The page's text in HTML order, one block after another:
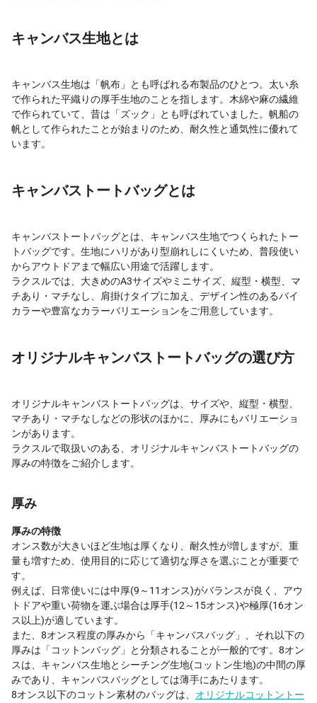
キャンバス生地とは
キャンバス生地は「帆布」とも呼ばれる布製品のひとつ。太い糸
で作られた平織りの厚手生地のことを指します。木綿や麻の繊維
で作られていて、昔は「ズック」とも呼ばれていました。帆船の
帆として作られたことが始まりのため、耐久性と通気性に優れて
います。
キャンバストートバッグとは
キャンバストートバッグとは、キャンバス生地でつくられたトー
トバッグです。生地にハリがあり型崩れしにくいため、普段使い
からアウトドアまで幅広い用途で活躍します。
ラクスルでは、大きめのA3サイズやミニサイズ、縦型・横型、マ
チあり・マチなし、肩掛けタイプに加え、デザイン性のあるバイ
カラーや豊富なカラーバリエーションをご用意しています。
オリジナルキャンバストートバッグの選び方
オリジナルキャンバストートバッグは、サイズや、縦型・横型、
マチあり・マチなしなどの形状のほかに、厚みにもバリエーショ
ンがあります。
ラクスルで取扱いのある、オリジナルキャンバストートバッグの
厚みの特徴をご紹介します。
厚み
厚みの特徴
オンス数が大きいほど生地は厚くなり、耐久性が増しますが、重
量も増すため、使用目的に応じて適切な厚さを選ぶことが重要で
す。
例えば、日常使いには中厚(9～11オンス)がバランスが良く、アウ
トドアや重い荷物を運ぶ場合は厚手(12～15オンス)や極厚(16オン
ス以上)が適しています。
また、8オンス程度の厚みから「キャンバスバッグ」、それ以下の
厚みは「コットンバッグ」と分類されることが一般的です。8オン
スは、キャンバス生地とシーチング生地(コットン生地)の中間の厚
みであり、キャンバスバッグとしては薄手にあたります。
8オンス以下のコットン素材のバッグは、 オリジナルコットントー